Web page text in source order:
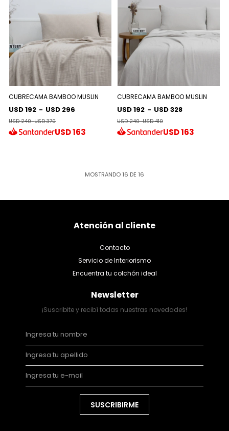
CUBRECAMA BAMBOO MUSLIN
USD 192 - USD 296
USD 240-USD 370
USD163
CUBRECAMA BAMBOO MUSLIN
USD 192 - USD 328
USD 240-USD 410
USD163
MOSTRANDO 16 DE 16
Atención al cliente
Contacto
Servicio de Interiorismo
Encuentra tu colchón ideal
Newsletter
¡Suscribite y recibí todas nuestras novedades!
SUSCRIBIRME